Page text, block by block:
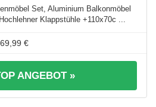
Set, Aluminium Balkonmöbel
Klappstühle +110x70c ...
€
ANGEBOT »